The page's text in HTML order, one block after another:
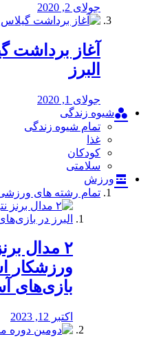
جولای 2, 2020
آغاز برداشت
البرز
جولای 1, 2020
شیوه زندگی
تمام شیوه زندگی
غذا
کودکان
سلامتی
ورزش
تمام رشته های
ورزشکار
بازی‌های
اکتبر 12, 2023